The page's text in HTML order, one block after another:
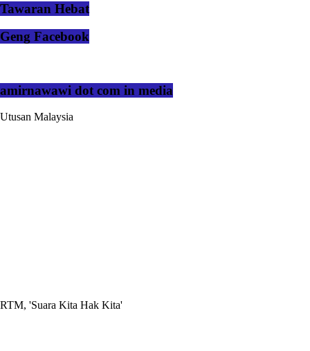
Tawaran Hebat
Geng Facebook
amirnawawi dot com in media
Utusan Malaysia
RTM, 'Suara Kita Hak Kita'